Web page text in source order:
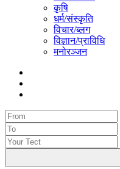
कृषि
धर्म/संस्कृति
विचार/ब्लग
विज्ञान/प्राविधि
मनोरञ्जन